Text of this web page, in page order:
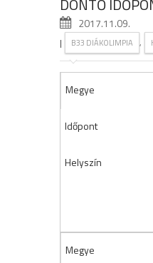
DÖNTŐ
2017.11.09.
| B33 DIÁKOLIMPIA ,